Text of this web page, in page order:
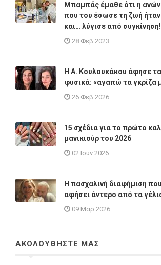
Μπαμπάς έμαθε ότι η
που του έσωσε τη ζωή ήταν
και… λύγισε από συγκίνηση!
28 Φεβ 2023
Η A. Κουλουκάκου άφησε
φυσικά: «αγαπώ τα γκρίζα
26 Φεβ 2026
15 σχέδια για το πρώτο
μανικιούρ του 2026
02 Ιουν 2026
Η πασχαλινή διαφήμιση
αφήσει άντερο από τα
09 Μαρ 2026
ΑΚΟΛΟΥΘΗΣΤΕ ΜΑΣ